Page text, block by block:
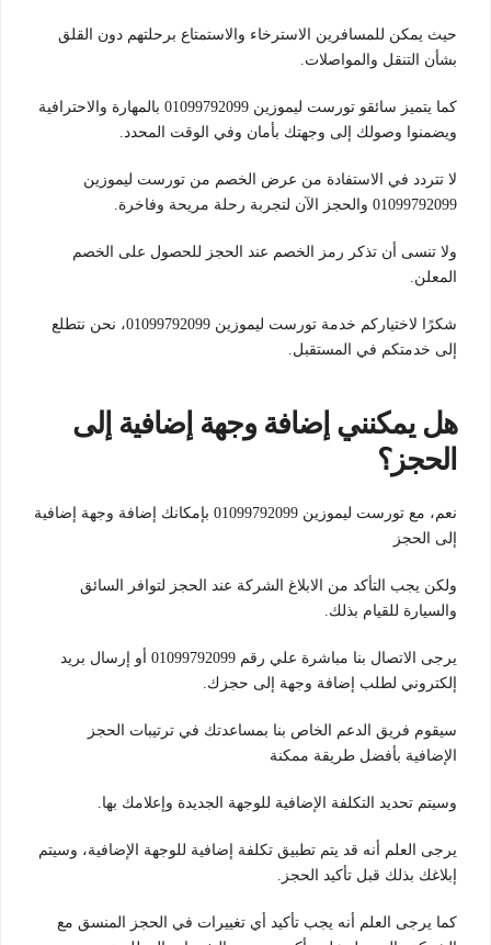
حيث يمكن للمسافرين الاسترخاء والاستمتاع برحلتهم دون القلق
بشأن التنقل والمواصلات.
كما يتميز سائقو تورست ليموزين 01099792099 بالمهارة والاحترافية
ويضمنوا وصولك إلى وجهتك بأمان وفي الوقت المحدد.
لا تتردد في الاستفادة من عرض الخصم من تورست ليموزين
01099792099 والحجز الآن لتجربة رحلة مريحة وفاخرة.
ولا تنسى أن تذكر رمز الخصم عند الحجز للحصول على الخصم
المعلن.
شكرًا لاختياركم خدمة تورست ليموزين 01099792099، نحن نتطلع
إلى خدمتكم في المستقبل.
هل يمكنني إضافة وجهة إضافية إلى
الحجز؟
نعم، مع تورست ليموزين 01099792099 بإمكانك إضافة وجهة إضافية
إلى الحجز
ولكن يجب التأكد من الابلاغ الشركة عند الحجز لتوافر السائق
والسيارة للقيام بذلك.
يرجى الاتصال بنا مباشرة علي رقم 01099792099 أو إرسال بريد
إلكتروني لطلب إضافة وجهة إلى حجزك.
سيقوم فريق الدعم الخاص بنا بمساعدتك في ترتيبات الحجز
الإضافية بأفضل طريقة ممكنة
وسيتم تحديد التكلفة الإضافية للوجهة الجديدة وإعلامك بها.
يرجى العلم أنه قد يتم تطبيق تكلفة إضافية للوجهة الإضافية، وسيتم
إبلاغك بذلك قبل تأكيد الحجز.
كما يرجى العلم أنه يجب تأكيد أي تغييرات في الحجز المنسق مع